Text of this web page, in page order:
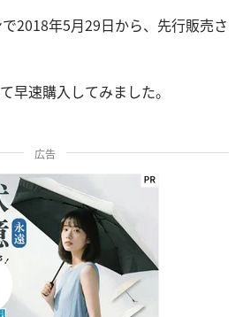
2018年5月29日から、先行販売さ
早速購入してみました。
広告